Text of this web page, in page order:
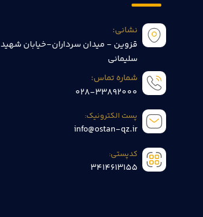
نشانی:
قزوین - میدان سرداران-خیابان شهید
سلیمانی
شماره تماس:
028-33892000
پست الکترونیک:
info@ostan-qz.ir
کدپستی:
3414613155